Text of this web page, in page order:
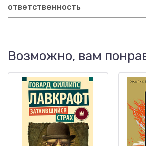
ответственность
Возможно, вам